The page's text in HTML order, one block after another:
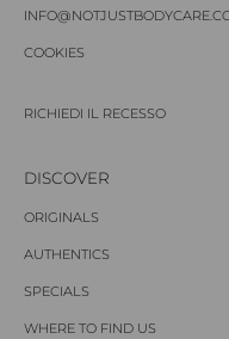
COOKIES
RICHIEDI IL RECESSO
DISCOVER
ORIGINALS
AUTHENTICS
SPECIALS
WHERE TO FIND US